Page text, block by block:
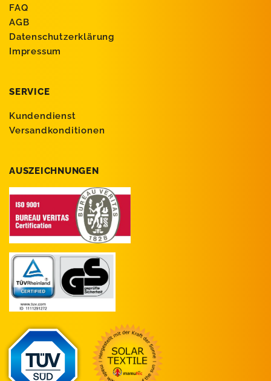
FAQ
AGB
Datenschutzerklärung
Impressum
SERVICE
Kundendienst
Versandkonditionen
AUSZEICHNUNGEN